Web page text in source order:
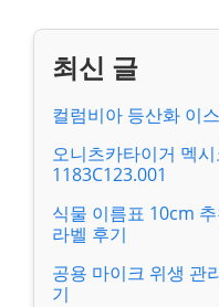
컬럼비아 등산화 이
오니츠카타이거 멕
1183C123.001
식물 이름표 10cm
라벨 후기
공용 마이크 위생 관
기